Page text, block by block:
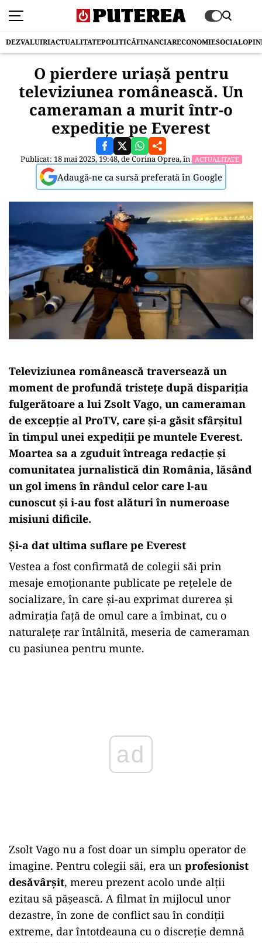
DEZVALUIRIACTUALITATEPOLITICĂFINANCIARECONOMIESOCIAL
O pierdere uriașă pentru
televiziunea românească. Un
cameraman a murit într-o
expediție pe Everest
Publicat: 18 mai 2025, 19:48, deCorina Oprea, în ACTUALITATE
Adaugă-ne ca sursă preferată în Google
Televiziunea românească traversează un
moment de profundă tristețe după dispariția
fulgerătoare a lui Zsolt Vago, un cameraman
de excepție al ProTV, care și-a găsit sfârșitul
în timpul unei expediții pe muntele Everest.
Moartea sa a zguduit întreaga redacție și
comunitatea jurnalistică din România, lăsând
un gol imens în rândul celor care l-au
cunoscut și i-au fost alături în numeroase
misiuni dificile.
Și-a dat ultima suflare pe Everest
Vestea a fost confirmată de colegii săi prin
mesaje emoționante publicate pe rețelele de
socializare, în care și-au exprimat durerea și
admirația față de omul care a îmbinat, cu o
naturalețe rarîntâlnită, meseria de cameraman
cu pasiunea pentru munte.
Zsolt Vago nu a fost doarun simplu operator de
imagine. Pentru colegii săi, era un profesionist
desăvârșit, mereu prezent acolo unde alții
ezitau să pășească. A filmat în mijlocul unor
dezastre, în zone de conflict sau în condiții
extreme, darîntotdeauna cu o discreție demnă